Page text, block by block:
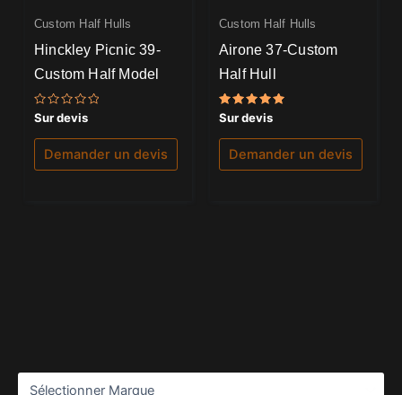
Custom Half Hulls
Hinckley Picnic 39-
Custom Half Model
Note
0
sur
Sur devis
Demander un devis
Custom Half Hulls
Airone 37-Custom
Half Hull
Note
5.00
sur 5
Sur devis
Demander un devis